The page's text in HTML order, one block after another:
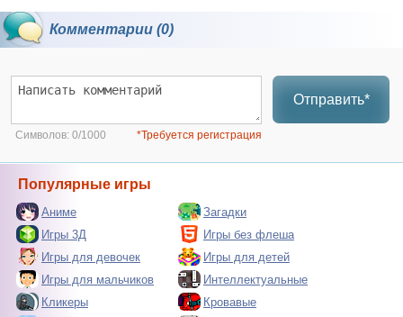
Комментарии (0)
Отправить*
Символов: 0/1000 *Требуется регистрация
Популярные игры
Аниме
Загадки
Игры 3Д
Игры без флеша
Игры для девочек
Игры для детей
Игры для мальчиков
Интеллектуальные
Кликеры
Кровавые